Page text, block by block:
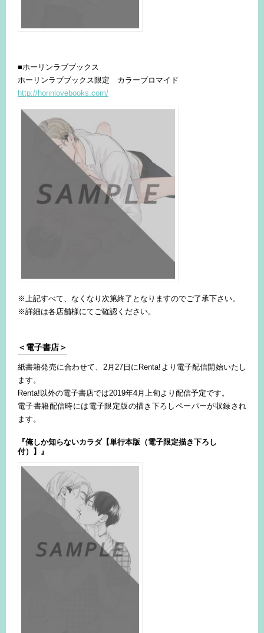
■ホーリンラブブックス
ホーリンラブブックス限定 カラーブロマイド
http://horinlovebooks.com/
※上記すべて、なくなり次第終了となりますのでご了承下さい。
※詳細は各店舗様にてご確認ください。
＜電子書店＞
紙書籍発売に合わせて、2月27日にRenta!より電子配信開始いたし
ます。
Renta!以外の電子書店では2019年4月上旬より配信予定です。
電子書籍配信時には電子限定版の描き下ろしペーパーが収録され
ます。
『俺しか知らないカラダ【単行本版（電子限定描き下ろし
付）】』